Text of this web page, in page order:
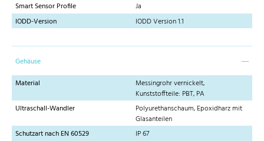
Smart Sensor Profile
Ja
IODD-Version
IODD Version 1.1
Gehäuse
Material
Messingrohr vernickelt,
Kunststoffteile: PBT, PA
Ultraschall-Wandler
Polyurethanschaum, Epoxidharz mit
Glasanteilen
Schutzart nach EN 60529
IP 67